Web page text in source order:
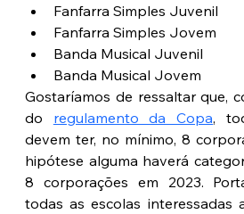
Fanfarra Simples Juvenil
Fanfarra Simples Jovem
Banda Musical Juvenil
Banda Musical Jovem
Gostaríamos de ressaltar que,
do regulamento da Copa,
devem ter, no mínimo, 8
hipótese alguma haverá
8 corporações em 2023.
todas as escolas interessadas